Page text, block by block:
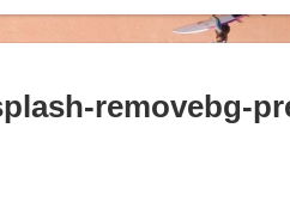
removebg-